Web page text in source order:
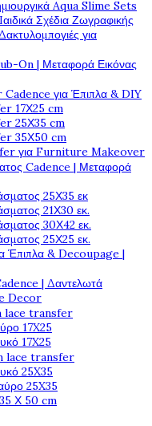
Aqua Slime Sets
Σχέδια Ζωγραφικής
για
On | Μεταφορά Εικόνας
για Έπιπλα & DIY
17Χ25 cm
25Χ35 cm
35Χ50 cm
για Furniture Makeover
Cadence | Μεταφορά
25Χ35 εκ
21Χ30 εκ.
30Χ42 εκ.
25Χ25 εκ.
Έπιπλα & Decoupage |
| Δαντελωτά
Decor
lace transfer
17X25
17X25
lace transfer
25X35
25X35
Χ 50 cm